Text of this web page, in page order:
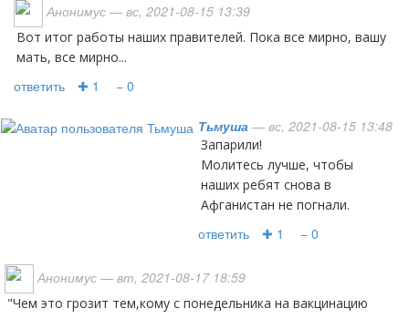
Анонимус — вс, 2021-08-15 13:39
Вот итог работы наших правителей. Пока все мирно, вашу
мать, все мирно...
ответить ✚ 1 − 0
Тьмуша — вс, 2021-08-15 13:48
Запарили!
Молитесь лучше, чтобы
наших ребят снова в
Афганистан не погнали.
ответить ✚ 1 − 0
Анонимус — вт, 2021-08-17 18:59
"чем это грозит тем,кому с понедельника на вакцинацию